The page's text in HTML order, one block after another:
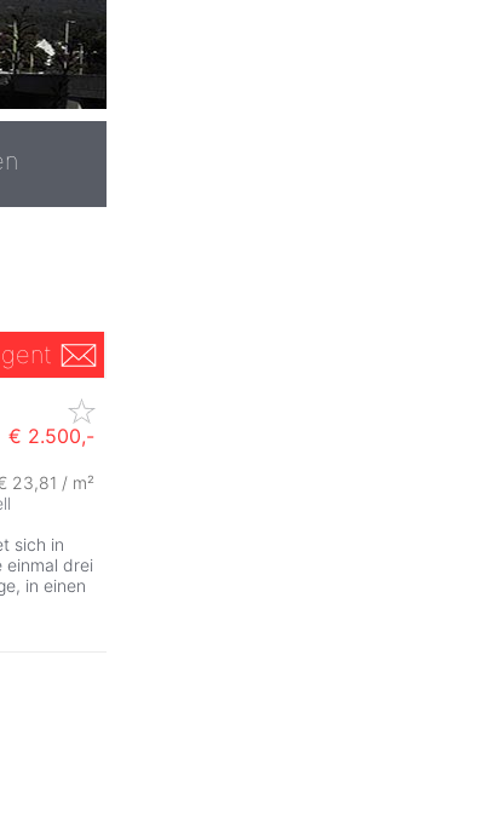
€ 2.500,-
23,81 / m²
sich in
einmal drei
in einen